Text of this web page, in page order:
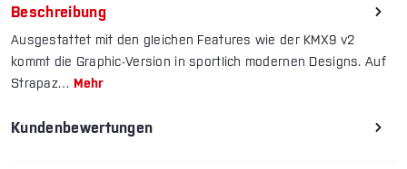
Beschreibung
Ausgestattet mit den gleichen Features wie der KMX9 v2
kommt die Graphic-Version in sportlich modernen Designs. Auf
Strapaz… Mehr
Kundenbewertungen